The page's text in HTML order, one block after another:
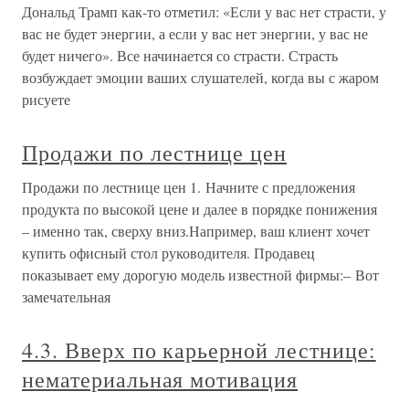
Дональд Трамп как-то отметил: «Если у вас нет страсти, у
вас не будет энергии, а если у вас нет энергии, у вас не
будет ничего». Все начинается со страсти. Страсть
возбуждает эмоции ваших слушателей, когда вы с жаром
рисуете
Продажи по лестнице цен
Продажи по лестнице цен 1. Начните с предложения
продукта по высокой цене и далее в порядке понижения
– именно так, сверху вниз.Например, ваш клиент хочет
купить офисный стол руководителя. Продавец
показывает ему дорогую модель известной фирмы:– Вот
замечательная
4.3. Вверх по карьерной лестнице:
нематериальная мотивация